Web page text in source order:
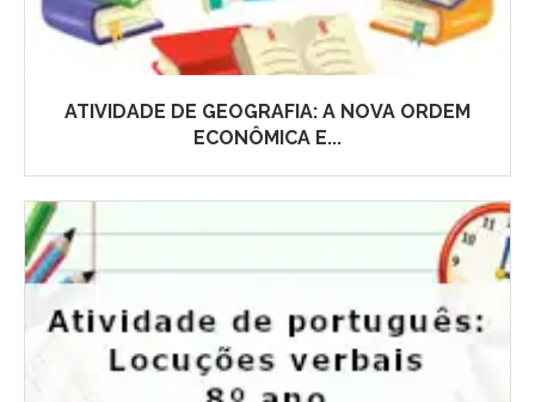
ATIVIDADE DE GEOGRAFIA: A NOVA ORDEM
ECONÔMICA E...